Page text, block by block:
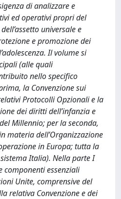
di analizzare e
ed operativi propri del
universale e
e promozione dei
Il volume si
(alle quali
nello specifico
la Convenzione sui
Protocolli Opzionali e la
dei diritti dell’infanzia e
Millennio; per la seconda,
materia dell’Organizzazione
in Europa; tutta la
Italia). Nella parte I
componenti essenziali
Unite, comprensive del
relativa Convenzione e dei